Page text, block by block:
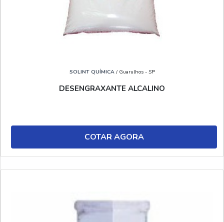
SOLINT QUÍMICA/ Guarulhos - SP
DESENGRAXANTE ALCALINO
COTAR AGORA